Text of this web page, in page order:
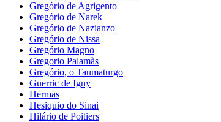
Gregório de Agrigento
Gregório de Narek
Gregório de Nazianzo
Gregório de Nissa
Gregório Magno
Gregorio Palamàs
Gregório, o Taumaturgo
Guerric de Igny
Hermas
Hesiquio do Sinai
Hilário de Poitiers